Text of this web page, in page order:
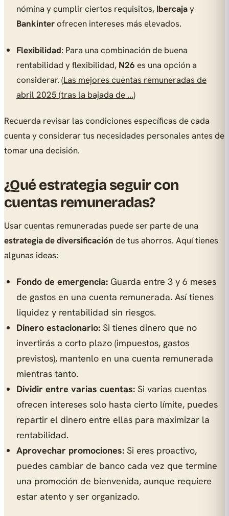
nómina y cumplir ciertos requisitos, Ibercajay
Bankinterofrecen intereses más elevados.
Flexibilidad: Para una combinación de buena
rentabilidad y flexibilidad, N26 es una opción a
considerar. (Las mejores cuentas remuneradas de
abril 2025 (tras la bajada de ...)
Recuerda revisar las condiciones específicas de cada
cuenta y considerar tus necesidades personales antes de
tomar una decisión.
¿Qué estrategia seguir con
cuentas remuneradas?
Usar cuentas remuneradas puede ser parte de una
estrategia de diversificación de tus ahorros. Aquí tienes
algunas ideas:
Fondo de emergencia: Guarda entre 3 y 6 meses
de gastos en una cuenta remunerada. Así tienes
liquidez y rentabilidad sin riesgos.
Dinero estacionario: Si tienes dinero que no
invertirás a corto plazo (impuestos, gastos
previstos), mantenlo en una cuenta remunerada
mientras tanto.
Dividir entre varias cuentas: Si varias cuentas
ofrecen intereses solo hasta cierto límite, puedes
repartir el dinero entre ellas para maximizar la
rentabilidad.
Aprovechar promociones: Si eres proactivo,
puedes cambiar de banco cada vez que termine
una promoción de bienvenida, aunque requiere
estar atento y ser organizado.